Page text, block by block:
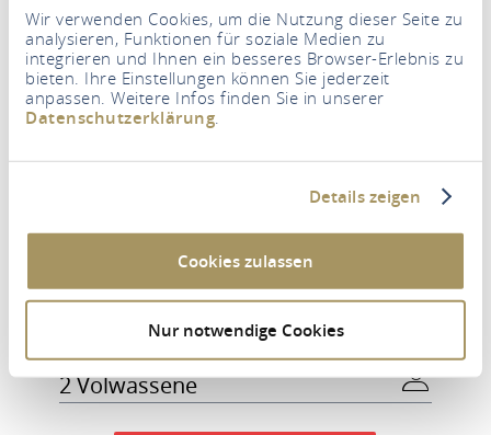
Wir verwenden Cookies, um die Nutzung dieser Seite zu
analysieren, Funktionen für soziale Medien zu
integrieren und Ihnen ein besseres Browser-Erlebnis zu
bieten. Ihre Einstellungen können Sie jederzeit
anpassen. Weitere Infos finden Sie in unserer
Datenschutzerklärung
Details zeigen
Cookies zulassen
Nur notwendige Cookies
Personen
2 Volwassene